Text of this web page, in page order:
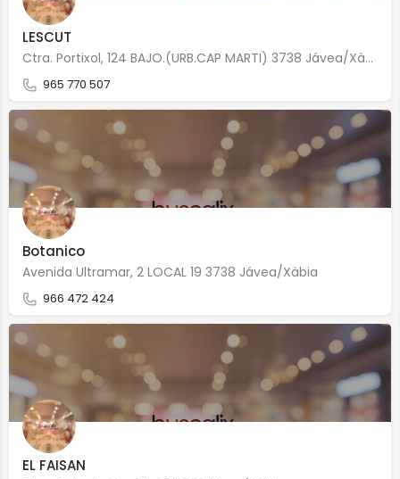
LESCUT
Ctra. Portixol, 124 BAJO.(URB.CAP MARTI) 3738 Jávea/Xàbia
965 770 507
Botanico
Avenida Ultramar, 2 LOCAL 19 3738 Jávea/Xàbia
966 472 424
EL FAISAN